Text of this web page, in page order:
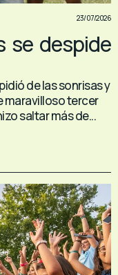
23/07/2026
se despide
de las sonrisas y
maravilloso tercer
saltar más de...